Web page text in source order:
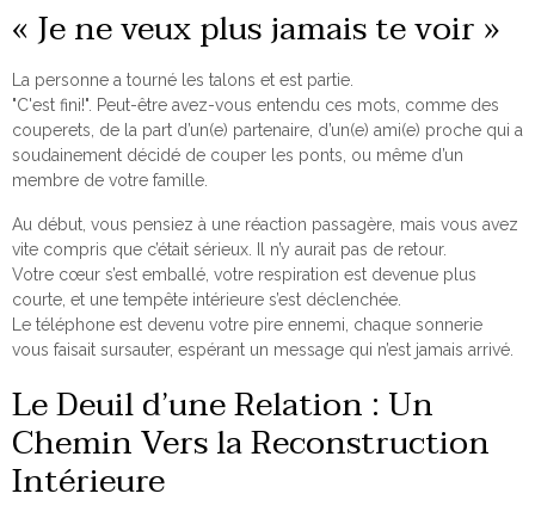
« Je ne veux plus jamais te voir »
La personne a tourné les talons et est partie.
"C'est fini!". Peut-être avez-vous entendu ces mots, comme des
couperets, de la part d’un(e) partenaire, d’un(e) ami(e) proche qui a
soudainement décidé de couper les ponts, ou même d’un
membre de votre famille.
Au début, vous pensiez à une réaction passagère, mais vous avez
vite compris que c’était sérieux. Il n’y aurait pas de retour.
Votre cœur s’est emballé, votre respiration est devenue plus
courte, et une tempête intérieure s’est déclenchée.
Le téléphone est devenu votre pire ennemi, chaque sonnerie
vous faisait sursauter, espérant un message qui n’est jamais arrivé.
Le Deuil d’une Relation : Un
Chemin Vers la Reconstruction
Intérieure